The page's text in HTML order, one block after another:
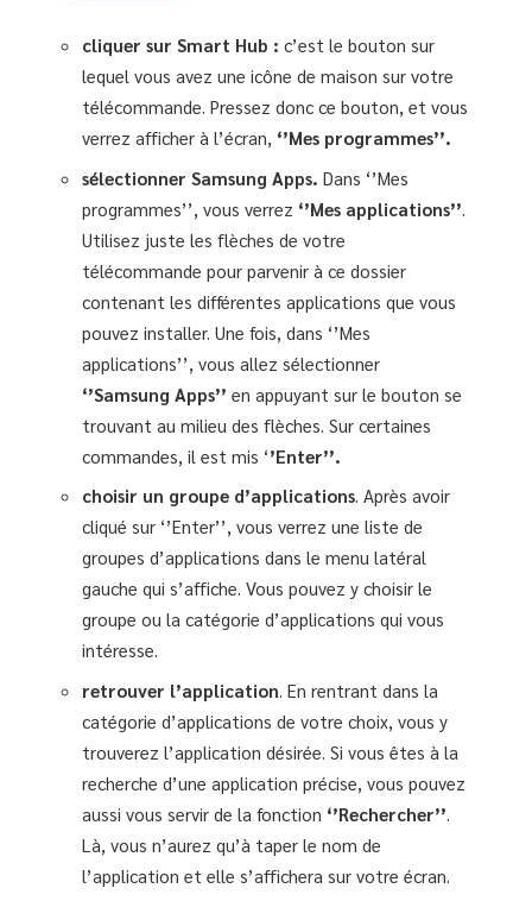
cliquer sur Smart Hub : c’est le bouton sur
lequel vous avez une icône de maison sur votre
télécommande. Pressez donc ce bouton, et vous
verrez afficher à l’écran, ‘’Mes programmes’’.
sélectionner Samsung Apps. Dans ‘’Mes
programmes’’, vous verrez ‘’Mes applications’’
Utilisez juste les flèches de votre
télécommande pour parvenir à ce dossier
contenant les différentes applications que vous
pouvez installer. Une fois, dans ‘’Mes
applications’’, vous allez sélectionner
‘’Samsung Apps’’ en appuyant sur le bouton se
trouvant au milieu des flèches. Sur certaines
commandes, il est mis ‘’Enter’’.
choisir un groupe d’applications. Après avoir
cliqué sur ‘’Enter’’, vous verrez une liste de
groupes d’applications dans le menu latéral
gauche qui s’affiche. Vous pouvez y choisir le
groupe ou la catégorie d’applications qui vous
intéresse.
retrouver l’application . En rentrant dans la
catégorie d’applications de votre choix, vous y
trouverez l’application désirée. Si vous êtes à la
recherche d’une application précise, vous pouvez
aussi vous servir de la fonction ‘’Rechercher’’
Là, vous n’aurez qu’à taper le nom de
l’application et elle s’affichera sur votre écran.